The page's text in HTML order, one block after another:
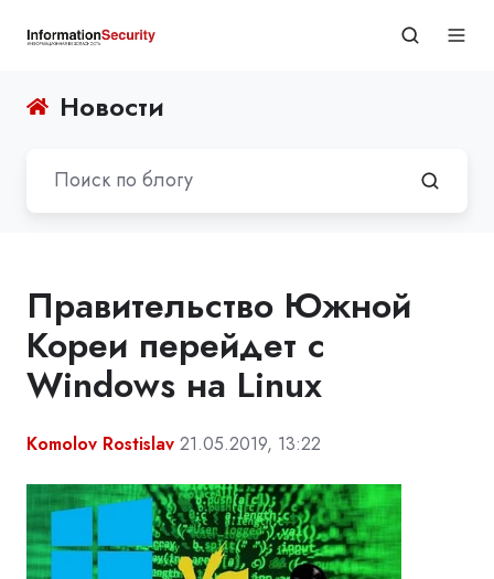
Новости
Правительство Южной
Кореи перейдет с
Windows на Linux
Komolov Rostislav 21.05.2019, 13:22